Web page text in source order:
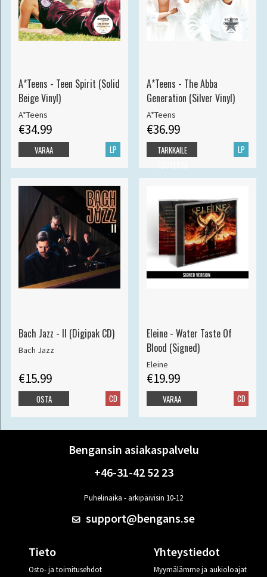
A*Teens - Teen Spirit (Solid
Beige Vinyl)
A*Teens
€34.99
LP
VARAA
A*Teens - The Abba
Generation (Silver Vinyl)
A*Teens
€36.99
LP
TARKKAILE
Bach Jazz - II (Digipak CD)
Bach Jazz
€15.99
CD
OSTA
Eleine - Water Taste Of
Blood (Signed)
Eleine
€19.99
CD
VARAA
Bengansin asiakaspalvelu
+46-31-42 52 23
Puhelinaika - arkipäivisin 10-12
support@bengans.se
Tieto
Osto- ja toimitusehdot
Yhteystiedot
Myymälämme ja aukioloajat